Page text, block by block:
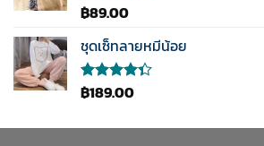
ให้คะแนน
คะแนน
฿89.00
ชุดเซ็ทลายหมีน้อย
ให้
฿189.00